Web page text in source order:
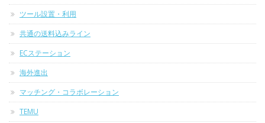
ツール設置・利用
共通の送料込みライン
ECステーション
海外進出
マッチング・コラボレーション
TEMU